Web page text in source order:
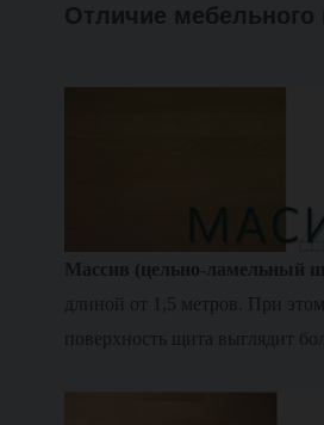
Отличие мебельного
Массив (цельно-ламельный
длиной от 1,5 метров. При
поверхность щита выглядит